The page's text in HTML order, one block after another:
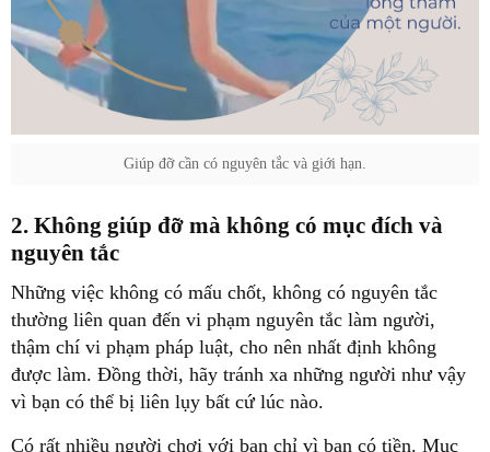
Giúp đỡ cần có nguyên tắc và giới hạn.
‏2. Không giúp đỡ mà không có mục đích và
thường liên quan đến vi phạm nguyên tắc làm người,
thậm chí vi phạm pháp luật, cho nên nhất định không
được làm. Đồng thời, hãy tránh xa những người như vậy